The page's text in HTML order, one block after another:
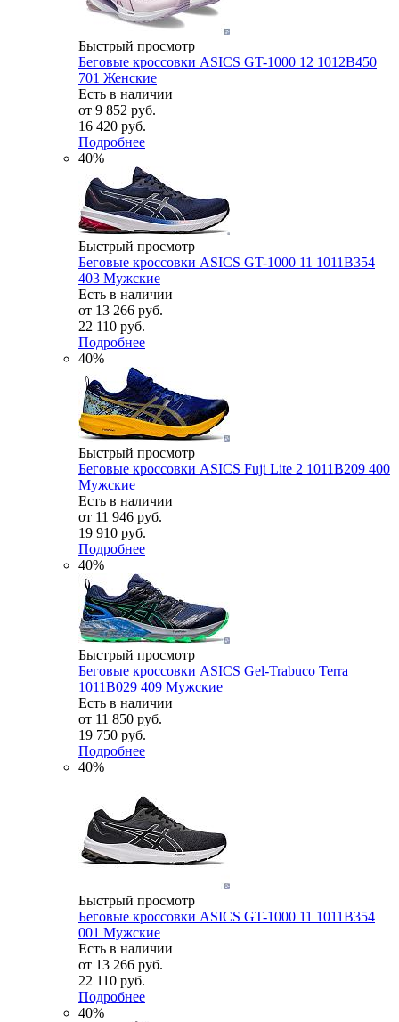
Быстрый просмотр
Беговые кроссовки ASICS GT-1000 12 1012B450
701 Женские
Есть в наличии
от 9 852 руб.
16 420 руб.
Подробнее
40%
Быстрый просмотр
Беговые кроссовки ASICS GT-1000 11 1011B354
403 Мужские
Есть в наличии
от 13 266 руб.
22 110 руб.
Подробнее
40%
Быстрый просмотр
Беговые кроссовки ASICS Fuji Lite 2 1011B209 400
Мужские
Есть в наличии
от 11 946 руб.
19 910 руб.
Подробнее
40%
Быстрый просмотр
Беговые кроссовки ASICS Gel-Trabuco Terra
1011B029 409 Мужские
Есть в наличии
от 11 850 руб.
19 750 руб.
Подробнее
40%
Быстрый просмотр
Беговые кроссовки ASICS GT-1000 11 1011B354
001 Мужские
Есть в наличии
от 13 266 руб.
22 110 руб.
Подробнее
40%